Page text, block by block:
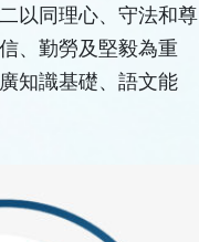
以同理心、守法和尊
、勤勞及堅毅為重
知識基礎、語文能